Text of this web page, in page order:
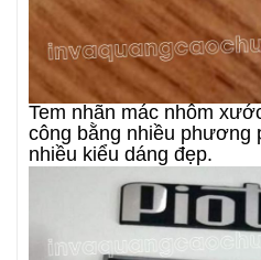
Tem nhãn mác nhôm
công bằng nhiều phương
nhiều kiểu dáng đẹp.